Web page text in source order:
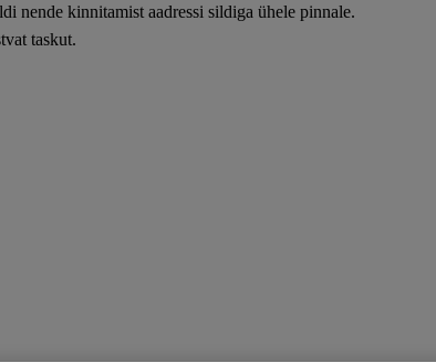
nende kinnitamist aadressi sildiga ühele pinnale.
taskut.